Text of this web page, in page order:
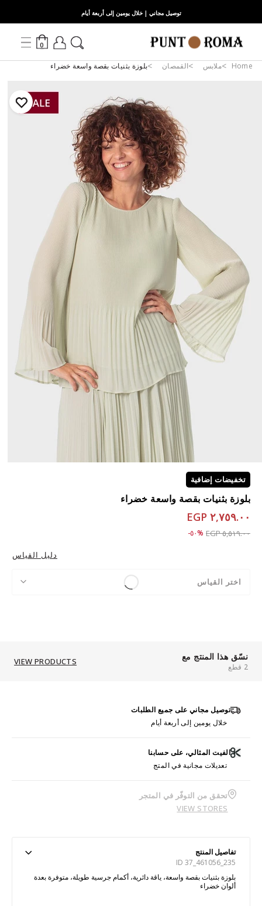
توصيل مجاني | خلال يومين إلى أربعة أيام
0
Home ملابس القمصان بلوزة بثنيات بقصة واسعة خضراء
تخفيضات إضافية
بلوزة بثنيات بقصة واسعة خضراء
٢,٧٥٩.٠٠ EGP
Price reduced from
٥,٥١٩.٠٠ EGP to ٢,٧٥٩.٠٠ EGP%٥٠-
دليل القياس
اختر القياس
نسّق هذا المنتج مع
2 قطع
VIEW PRODUCTS
توصيل مجاني على جميع الطلبات
خلال يومين إلى أربعة أيام
الفيت المثالي، على حسابنا
تعديلات مجانية في المتج
تحقق من التوفّر في المتجر
VIEW STORES
تفاصيل المنتج
ID 37_461056_235
بلوزة بثنيات بقصة واسعة، ياقة دائرية، أكمام جرسية طويلة، متوفرة بعدة
ألوان خضراء